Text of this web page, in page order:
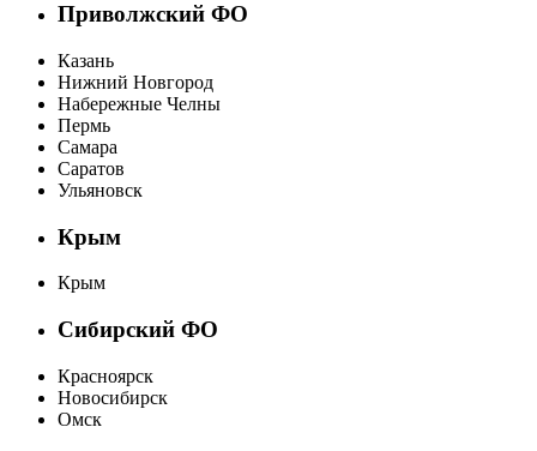
Приволжский ФО
Казань
Нижний Новгород
Набережные Челны
Пермь
Самара
Саратов
Ульяновск
Крым
Крым
Сибирский ФО
Красноярск
Новосибирск
Омск